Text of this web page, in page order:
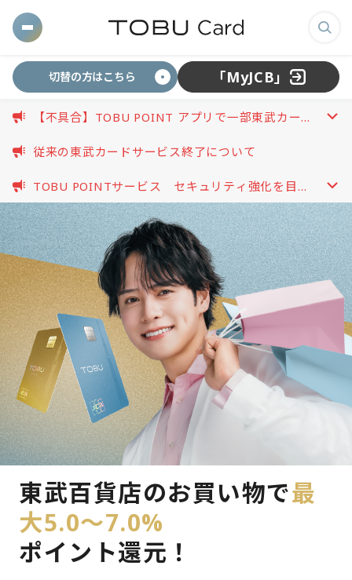
東
武
カ
ー
ド
メ
ニ
開
検
索
画
す
る
切替の方はこちら 「MyJCB」
【不具合】TOBU POINT アプリで一部東武カード
従来の東武カードサービス終了について
TOBU POINTサービス セキュリティ強化を目的
としたパスワード再設定のお願い（2026.08.03更
新）
く
新規入会＆条件達成で
最大12,000pt
プレゼント！
東武百貨店のお買い物で最
大5.0～7.0%
ポイント還元！
モバイルのPASMO定期券で
最大5.0～5.5％
元！